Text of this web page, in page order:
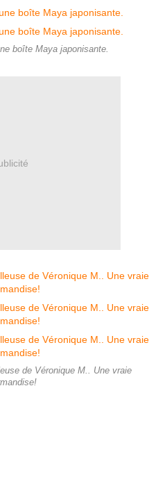
boîte Maya japonisante.
de Véronique M.. Une vraie